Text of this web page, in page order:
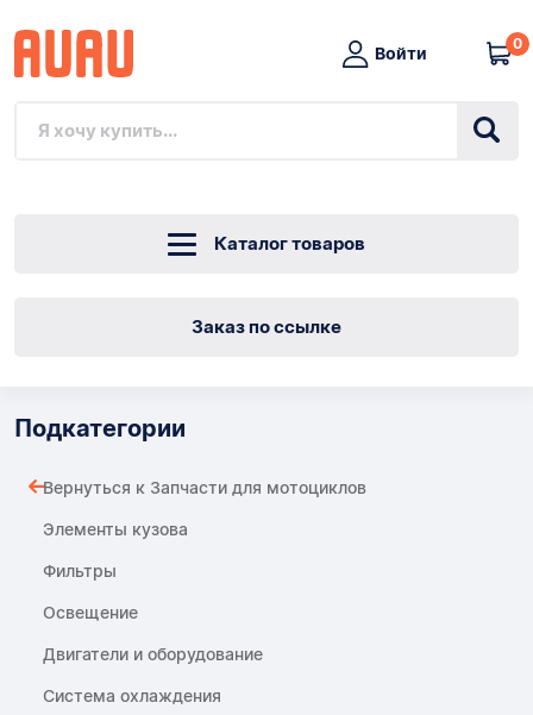
Войти
0
Каталог товаров
Заказ по ссылке
Подкатегории
Вернуться к Запчасти для мотоциклов
Элементы кузова
Фильтры
Освещение
Двигатели и оборудование
Система охлаждения